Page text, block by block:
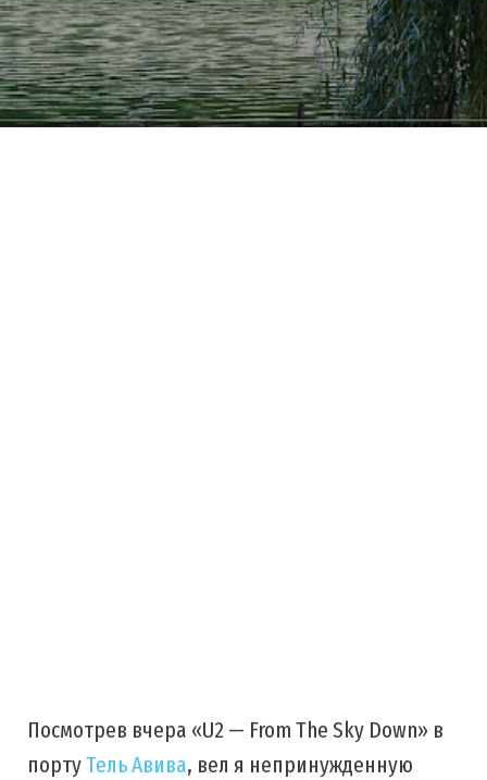
Посмотрев вчера «U2 — From The Sky Down» в
портуТель Авива, вел я непринужденную